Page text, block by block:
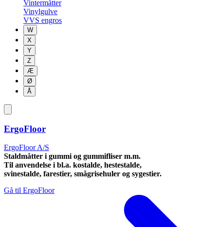
Vintermåtter
Vinylgulve
VVS engros
W
X
Y
Z
Æ
Ø
Å
ErgoFloor
ErgoFloor A/S
Staldmåtter i gummi og gummifliser m.m.
Til anvendelse i bl.a. kostalde, hestestalde,
svinestalde, farestier, smågrisehuler og sygestier.
Gå til ErgoFloor